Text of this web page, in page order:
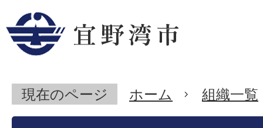
現在のページ ホーム 組織一覧